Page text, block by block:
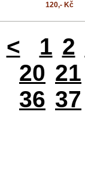
120,- Kč
< 1 2
20 21
36 37